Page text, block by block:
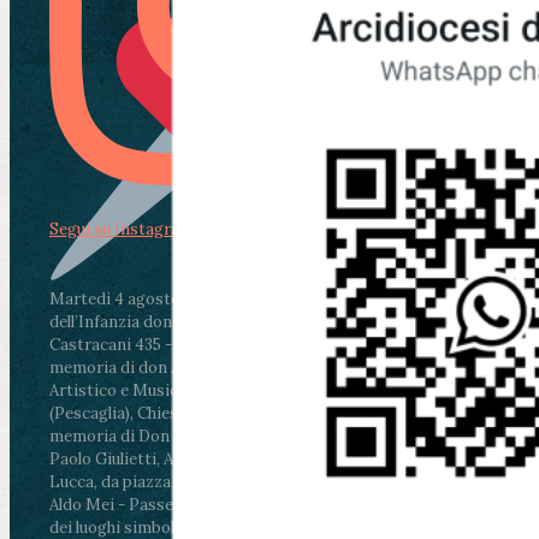
Martedì 4 agosto2026
ore 11:30 - Lucca, Scuola
dell’Infanzia don Aldo Mei - Viale Castruccio
Castracani 435 - Inaugurazione murales in
memoria di don Aldo Mei curato dal Liceo
Artistico e Musicale “Passaglia”
ore 18 - Fiano
(Pescaglia), Chiesa parrocchiale - Messa in
memoria di Don Aldo Mei celebrata da mons.
Paolo Giulietti, Arcivescovo di Lucca
ore 20.30 -
Lucca, da piazza San Michele al Cippo di don
Aldo Mei - Passeggiata della Memoria in alcuni
dei luoghi simbolo della città. Ritrovo alle ore
Segui su Instagram